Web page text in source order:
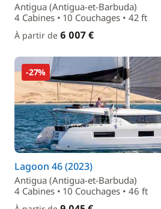
Antigua (Antigua-et-Barbuda)
4 Cabines • 10 Couchages • 42 ft
À partir de 6 007 €
-27%
Lagoon 46 (2023)
Antigua (Antigua-et-Barbuda)
4 Cabines • 10 Couchages • 46 ft